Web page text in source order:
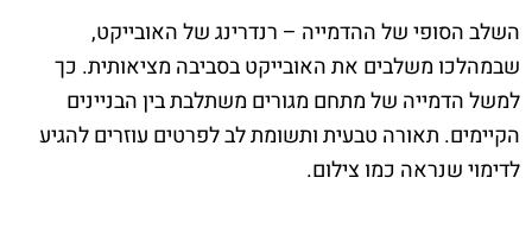
השלב הסופי של ההדמייה – רנדרינג של האובייקט,
שבמהלכו משלבים את האובייקט בסביבה מציאותית. כך
למשל הדמייה של מתחם מגורים משתלבת בין הבניינים
הקיימים. תאורה טבעית ותשומת לב לפרטים עוזרים להגיע
לדימוי שנראה כמו צילום.